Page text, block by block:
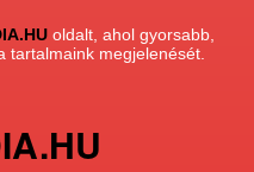
oldalt, ahol gyorsabb,
tartalmaink megjelenését.